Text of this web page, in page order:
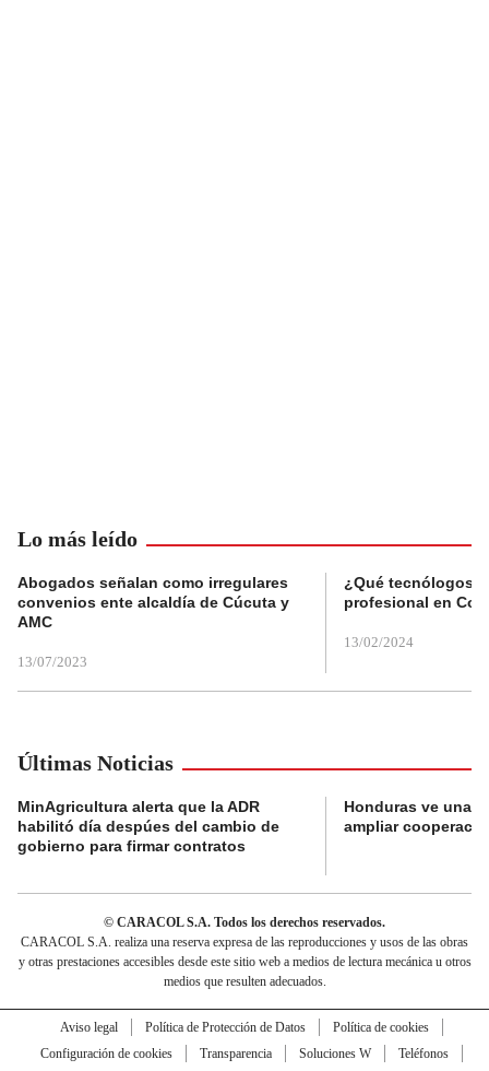
Lo más leído
Abogados señalan como irregulares
convenios ente alcaldía de Cúcuta y
AMC
13/07/2023
¿Qué tecnólogos
profesional en
13/02/2024
Últimas Noticias
MinAgricultura alerta que la ADR
habilitó día despúes del cambio de
gobierno para firmar contratos
Honduras ve una
ampliar
© CARACOL S.A. Todos los derechos reservados.
CARACOL S.A. realiza una reserva expresa de las reproducciones y usos de las obras
y otras prestaciones accesibles desde este sitio web a medios de lectura mecánica u otros
medios que resulten adecuados.
Aviso legal Política de Protección de Datos
Política de cookies
Configuración de cookies
Transparencia Soluciones W
Teléfonos